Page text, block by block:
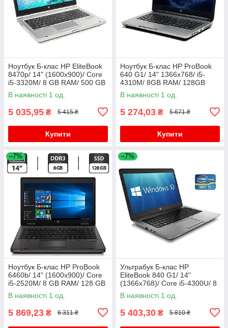
Ноутбук Б-клас HP EliteBook
8470p/ 14" (1600x900)/ Core
i5-3320M/ 8 GB RAM/ 500 GB
HDD/ HD 4000
В наявності 1 од.
5 035,95 ₴ 5 415 ₴
Купити
Ноутбук Б-клас HP ProBook
640 G1/ 14" 1366x768/ i5-
4310M/ 8GB RAM/ 128GB
SSD+750GB HDD/ HD 4600/
АКБ 0%
В наявності 1 од.
5 274,03 ₴ 5 671 ₴
Купити
–7%
Ноутбук Б-клас HP ProBook
6460b/ 14" (1600x900)/ Core
i5-2520M/ 8 GB RAM/ 128 GB
SSD/ HD Graphic 3000
В наявності 1 од.
5 869,23 ₴ 6 311 ₴
–7%
Ультрабук Б-клас HP
EliteBook 840 G1/ 14"
(1366x768)/ Core i5-4300U/ 8
GB RAM/ 500 GB SSD/ HD
4400/ АКБ 0%
В наявності 1 од.
5 403,30 ₴ 5 810 ₴